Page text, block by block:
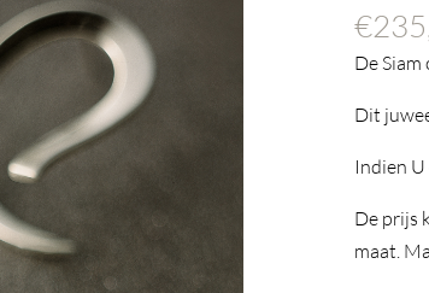
€
De
Dit
Indien
De prijs
maat.